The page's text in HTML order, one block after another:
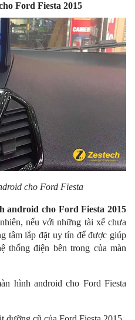
Ford Fiesta 2015
cho Ford Fiesta
android cho Ford Fiesta 2015
nếu với những tài xế chưa
tâm lắp đặt uy tín để được giúp
thống điện bên trong của màn
hình android cho Ford Fiesta